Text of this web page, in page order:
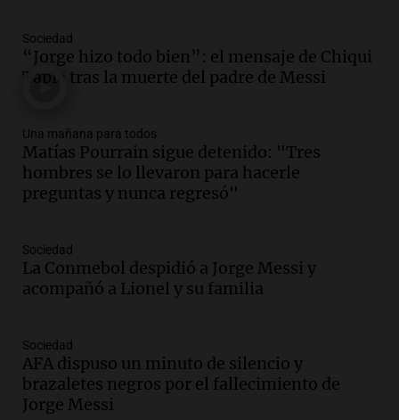
Episodios
Audio.Estiman que la inflación nacional
de julio será menor al 2,9% registrado
Una mañana para todos
Episodios
Audio.Altas Cumbres: rescataron a una
cabra que llevaba ocho días atrapada en
Episodios
Audio. Chile planteó mejorar la
conectividad fronteriza, aérea y digital
Panorama Federal
Episodios
Audio. Del fitness a la longevidad: por
qué crece el consumo de alimentos con
Sociedad
“Jorge hizo todo bien”: el mensaje de Chiqui
Tapia tras la muerte del padre de Messi
Una mañana para todos
Matías Pourrain sigue detenido: "Tres
hombres se lo llevaron para hacerle
preguntas y nunca regresó"
Sociedad
La Conmebol despidió a Jorge Messi y
acompañó a Lionel y su familia
Sociedad
AFA dispuso un minuto de silencio y
brazaletes negros por el fallecimiento de
Jorge Messi